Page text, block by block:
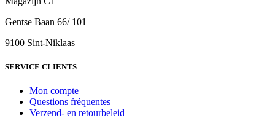
Gentse Baan 66/ 101
9100 Sint-Niklaas
SERVICE CLIENTS
Mon compte
Questions fréquentes
Verzend- en retourbeleid